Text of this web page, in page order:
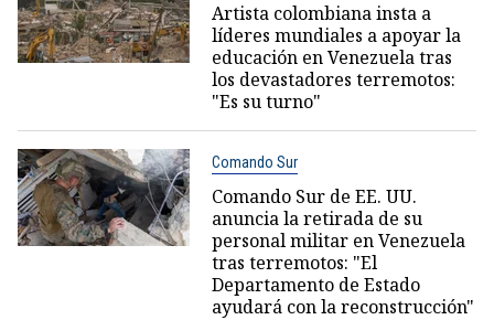
Artista colombiana insta a
líderes mundiales a apoyar la
educación en Venezuela tras
los devastadores terremotos:
"Es su turno"
Comando Sur
Comando Sur de EE. UU.
anuncia la retirada de su
personal militar en Venezuela
tras terremotos: "El
Departamento de Estado
ayudará con la reconstrucción"